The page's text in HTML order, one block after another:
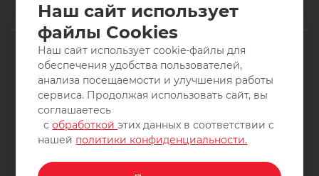
2011-2026 © интернет-магазин спортивных товаров
ВелоСаратов. Не является публичной офертой. Все права
защищены. Заимствование материалов и фотографий
запрещено.
Наш сайт использует
файлы Cookies
Наш сайт использует cookie-файлы для
обеспечения удобства пользователей,
анализа посещаемости и улучшения работы
сервиса. Продолжая использовать сайт, вы
соглашаетесь
собработкойэтих данных в соответствии с
нашей политики конфиденциальности.